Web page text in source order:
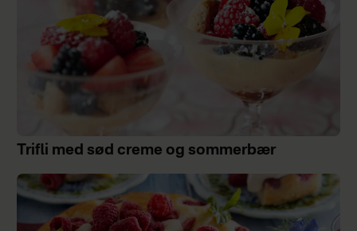
Trifli med sød creme og sommerbær